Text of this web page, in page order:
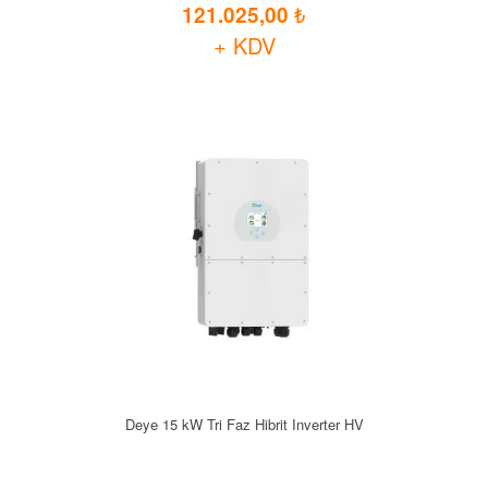
121.025,00
+ KDV
Deye 15 kW Tri Faz Hibrit Inverter HV